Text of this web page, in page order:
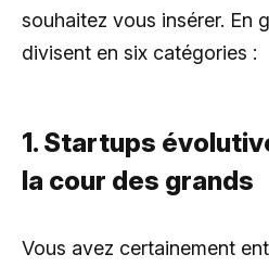
souhaitez vous insérer. En
divisent en six catégories :
1. Startups
la cour des grands
Vous avez certainement